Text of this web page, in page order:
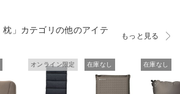
枕」カテゴリの他のアイテ
もっと見る
オンライン限定 在庫なし 在庫なし